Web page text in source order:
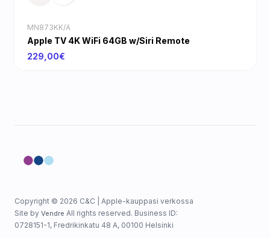
MN873KK/A
Apple TV 4K WiFi 64GB w/Siri Remote
229,00€
Copyright © 2026 C&C | Apple-kauppasi verkossa
Site by Vendre All rights reserved. Business ID:
0728151-1, Fredrikinkatu 48 A, 00100 Helsinki